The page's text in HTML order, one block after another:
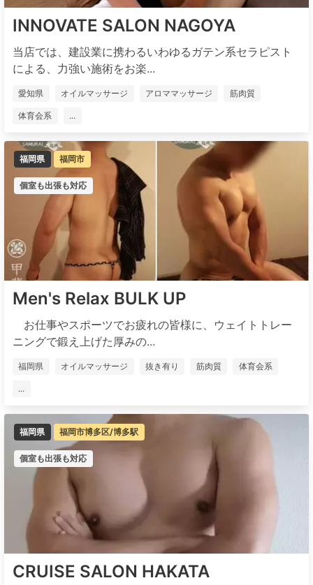
INNOVATE SALON NAGOYA
当店では、建設業に携わるいわゆるガテン系セラピスト
による、力強い施術をお楽...
愛知県 オイルマッサージ アロママッサージ 筋肉質
体育会系 ...
福岡県 福岡市
個室も出張も対応
Men's Relax BULK UP
お仕事やスポーツでお疲れの皆様に、ウェイトトレー
ニングで鍛え上げた厚みの...
福岡県 オイルマッサージ 抜き有り 筋肉質 体育会系
...
福岡県 福岡市博多区/博多駅
個室も出張も対応
CRUISE SALON HAKATA